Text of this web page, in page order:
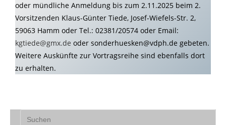
oder mündliche Anmeldung bis zum 2.11.2025 beim 2.
Vorsitzenden Klaus-Günter Tiede, Josef-Wiefels-Str. 2,
59063 Hamm oder Tel.: 02381/20574 oder Email:
kgtiede@gmx.de oder sonderhuesken@vdph.de gebeten.
Weitere Auskünfte zur Vortragsreihe sind ebenfalls dort
zu erhalten.